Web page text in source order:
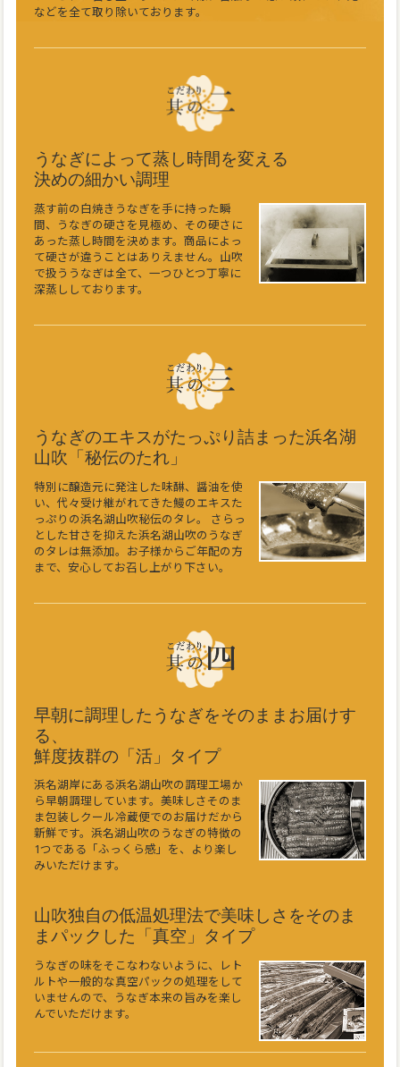
などを全て取り除いております。
うなぎによって蒸し時間を変える
決めの細かい調理
蒸す前の白焼きうなぎを手に持った瞬
間、うなぎの硬さを見極め、その硬さに
あった蒸し時間を決めます。商品によっ
て硬さが違うことはありえません。山吹
で扱ううなぎは全て、一つひとつ丁寧に
深蒸ししております。
うなぎのエキスがたっぷり詰まった浜名湖
山吹「秘伝のたれ」
特別に醸造元に発注した味醂、醤油を使
い、代々受け継がれてきた鰻のエキスた
っぷりの浜名湖山吹秘伝のタレ。 さらっ
とした甘さを抑えた浜名湖山吹のうなぎ
のタレは無添加。お子様からご年配の方
まで、安心してお召し上がり下さい。
早朝に調理したうなぎをそのままお届けす
る、
鮮度抜群の「活」タイプ
浜名湖岸にある浜名湖山吹の調理工場か
ら早朝調理しています。美味しさそのま
ま包装しクール冷蔵便でのお届けだから
新鮮です。浜名湖山吹のうなぎの特徴の
1つである「ふっくら感」を、より楽し
みいただけます。
山吹独自の低温処理法で美味しさをそのま
まパックした「真空」タイプ
うなぎの味をそこなわないように、レト
ルトや一般的な真空パックの処理をして
いませんので、うなぎ本来の旨みを楽し
んでいただけます。